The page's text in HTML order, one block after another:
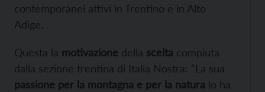
contemporanei attivi in Trentino e in Alto
Adige.
Questa la motivazione della scelta compiuta
dalla sezione trentina di Italia Nostra: “La sua
passione per la montagna e per la natura lo ha